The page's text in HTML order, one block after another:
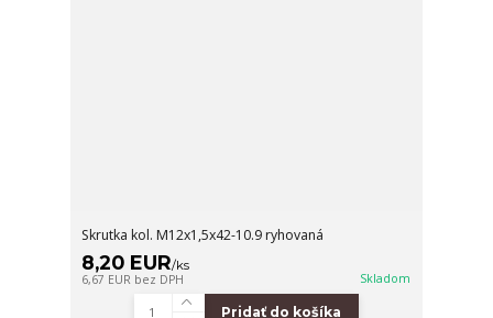
Skrutka kol. M12x1,5x42-10.9 ryhovaná
8,20 EUR/ks
6,67 EUR bez DPH Skladom
Pridať do košíka